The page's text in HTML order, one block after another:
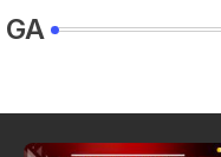
GA